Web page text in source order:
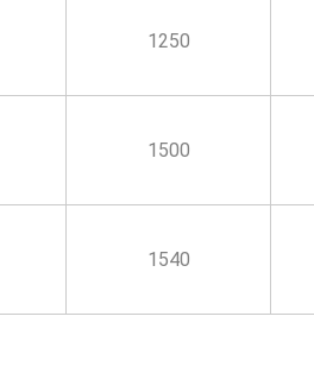
1250
1500
1540